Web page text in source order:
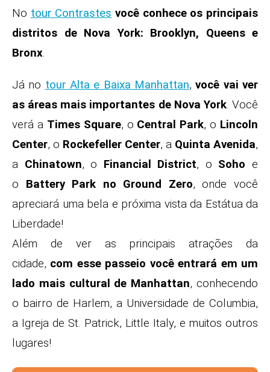
No tour Contrastes você conhece os principais
distritos de Nova York: Brooklyn, Queens e
Bronx.
Já no tour Alta e Baixa Manhattan,você vai ver
as áreas mais importantes de Nova York. Você
verá a Times Square, o Central Park, o Lincoln
Center, o Rockefeller Center, a Quinta Avenida,
a Chinatown, o Financial District, o Soho e
o Battery Park no Ground Zero, onde você
apreciará uma bela e próxima vista da Estátua da
Liberdade!
Além de ver as principais atrações da
cidade, com esse passeio você entrará em um
lado mais cultural de Manhattan, conhecendo
o bairro de Harlem, a Universidade de Columbia,
a Igreja de St. Patrick, Little Italy, e muitos outros
lugares!